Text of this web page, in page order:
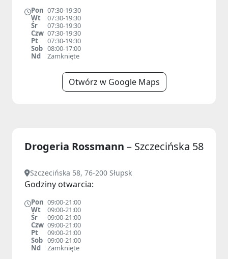
Pon 07:30-19:30
Wt
07:30-19:30
Śr
07:30-19:30
Czw 07:30-19:30
Pt
07:30-19:30
Sob 08:00-17:00
Nd
Zamknięte
Otwórz w Google Maps
Drogeria Rossmann – Szczecińska 58
Szczecińska 58, 76-200 Słupsk
Godziny otwarcia:
Pon 09:00-21:00
Wt
09:00-21:00
Śr
09:00-21:00
Czw 09:00-21:00
Pt
09:00-21:00
Sob 09:00-21:00
Nd
Zamknięte